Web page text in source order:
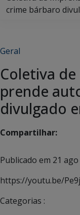
crime bárbaro
Geral
Coletiva
prende
divulgado
Compartilhar:
Publicado em 21
https://youtu.be/
Categorias :